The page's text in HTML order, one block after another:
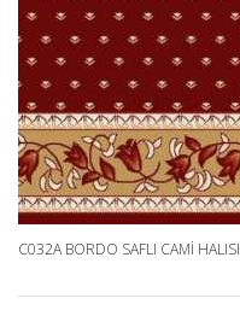
C032A BORDO SAFLI CAMI HALISI